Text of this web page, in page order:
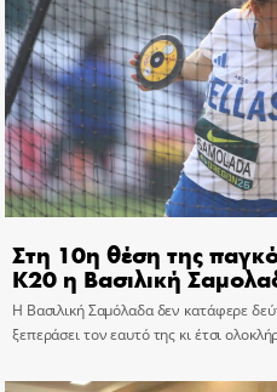
Στη 10η θέση της
Κ20 η Βασιλική
Η Βασιλική Σαμόλαδα δεν κατάφερε
ξεπεράσει τον εαυτό της κι έτσι